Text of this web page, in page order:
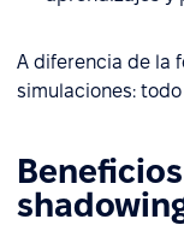
A diferencia de la
simulaciones: